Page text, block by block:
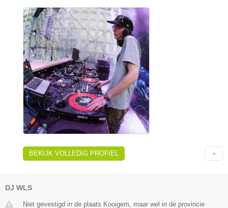
BEKIJK VOLLEDIG PROFIEL
DJ WLS
Niet gevestigd in de plaats Kooigem, maar wel in de provincie